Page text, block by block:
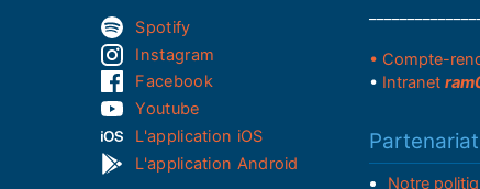
Spotify
Instagram
Facebook
Youtube
L'application iOS
L'application Android
• Compte-
• Intranet
Notre